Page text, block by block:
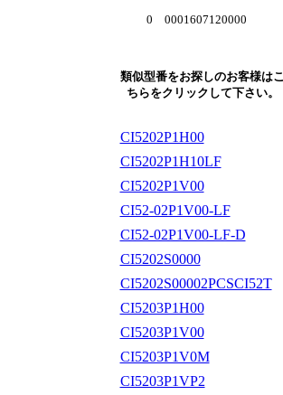
0 0001607120000
類似型番をお探しのお客様はこ
ちらをクリックして下さい。
CI5202P1H00
CI5202P1H10LF
CI5202P1V00
CI52-02P1V00-LF
CI52-02P1V00-LF-D
CI5202S0000
CI5202S00002PCSCI52T
CI5203P1H00
CI5203P1V00
CI5203P1V0M
CI5203P1VP2